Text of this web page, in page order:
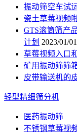
振动筛空车试
瓷土草莓视频
GTS滚筒筛产
计划 2023/01/01
草莓视频入口
矿用振动筛筛
皮带输送机的
轻型精细筛分机
医药振动筛
不锈钢草莓视